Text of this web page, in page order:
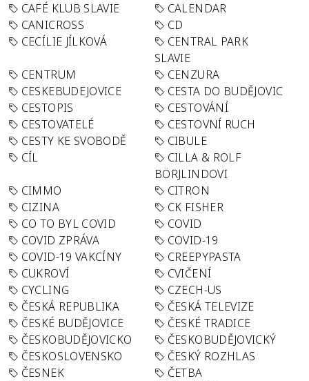
CAFÉ KLUB SLAVIE
CALENDAR
CANICROSS
CD
CECÍLIE JÍLKOVÁ
CENTRAL PARK
SLAVIE
CENTRUM
CENZURA
CESKEBUDEJOVICE
CESTA DO BUDĚJOVIC
CESTOPIS
CESTOVÁNÍ
CESTOVATELÉ
CESTOVNÍ RUCH
CESTY KE SVOBODĚ
CIBULE
CÍL
CILLA & ROLF
BÖRJLINDOVI
CIMMO
CITRON
CIZINA
CK FISHER
CO TO BYL COVID
COVID
COVID ZPRÁVA
COVID-19
COVID-19 VAKCÍNY
CREEPYPASTA
CUKROVÍ
CVIČENÍ
CYCLING
CZECH-US
ČESKÁ REPUBLIKA
ČESKÁ TELEVIZE
ČESKÉ BUDĚJOVICE
ČESKÉ TRADICE
ČESKOBUDĚJOVICKO
ČESKOBUDĚJOVICKÝ
ČESKOSLOVENSKO
ČESKÝ ROZHLAS
ČESNEK
ČETBA